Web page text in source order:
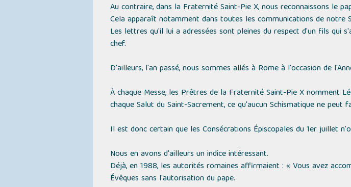
Au contraire, dans la Fraternité Saint-Pie X, nous reconnaissons le
Cela apparaît notamment dans toutes les communications de notre
Les lettres qu'il lui a adressées sont pleines du respect d'un fils qui
chef.
D'ailleurs, l'an passé, nous sommes allés à Rome à l'occasion de
À chaque Messe, les Prêtres de la Fraternité Saint-Pie X nomment
chaque Salut du Saint-Sacrement, ce qu'aucun Schismatique ne peut
Il est donc certain que les Consécrations Épiscopales du 1er juillet
Nous en avons d'ailleurs un indice intéressant.
Déjà, en 1988, les autorités romaines affirmaient : « Vous avez
Évêques sans l'autorisation du pape.